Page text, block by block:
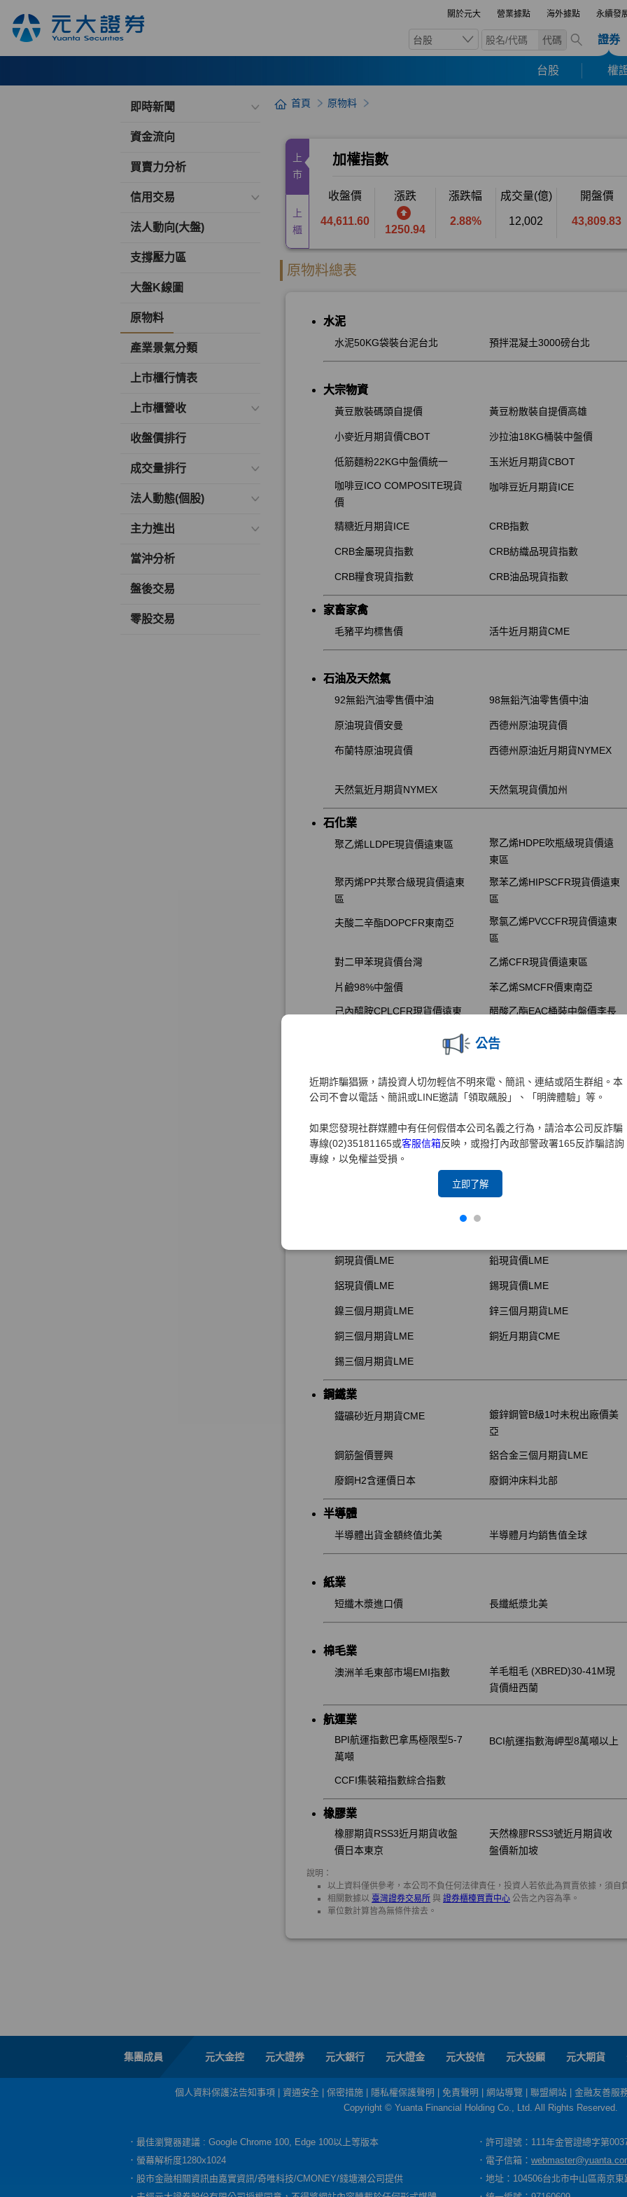
關於元大 營業據點 海外據點 永續發
台股 代碼 證券
台股 權
公告
近期詐騙猖獗，請投資人切勿輕信不明來電、簡訊、連結或陌生群組。本
公司不會以電話、簡訊或LINE邀請「領取飆股」、「明牌體驗」等。
如果您發現社群媒體中有任何假借本公司名義之行為，請洽本公司反詐騙
專線(02)35181165或客服信箱反映，或撥打內政部警政署165反詐騙諮詢
專線，以免權益受損。
立即了解
即時新聞
資金流向
買賣力分析
信用交易
法人動向(大盤)
支撐壓力區
大盤K線圖
原物料
產業景氣分類
上市櫃行情表
上市櫃營收
收盤價排行
成交量排行
法人動態(個股)
主力進出
當沖分析
盤後交易
零股交易
首頁 原物料
集團成員 元大金控 元大證券 元大銀行 元大證金 元大投信 元大投顧 元大期貨
個人資料保護法告知事項 資通安全 保密措施 隱私權保護聲明 免責聲明 網站導覽 聯盟網站
金融友善服
Copyright © Yuanta Financial Holding Co., Ltd. All Rights Reserved.
．最佳瀏覽器建議 : Google Chrome 100, Edge 100以上等版本
．許可證號：111年金管證總字第
．螢幕解析度1280x1024
．電子信箱：
．股市金融相關資訊由嘉實資訊/奇唯科技/CMONEY/錢塘潮公司提供
．地址：104506台北市中山區南京